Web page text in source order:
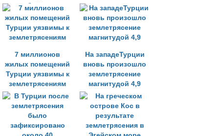
балла
землетрясение
силой выше 7
баллов
7 миллионов
жилых помещений
Турции уязвимы к
землетрясениям
На западеТурции
вновь произошло
землетрясение
магнитудой 4,9